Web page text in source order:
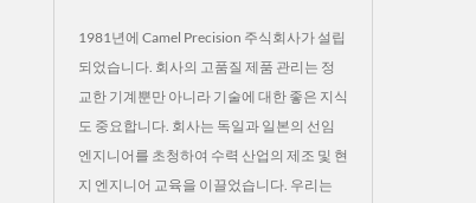
1981년에 Camel Precision 주식회사가 설립
되었습니다. 회사의 고품질 제품 관리는 정
교한 기계뿐만 아니라 기술에 대한 좋은 지식
도 중요합니다. 회사는 독일과 일본의 선임
엔지니어를 초청하여 수력 산업의 제조 및 현
지 엔지니어 교육을 이끌었습니다. 우리는